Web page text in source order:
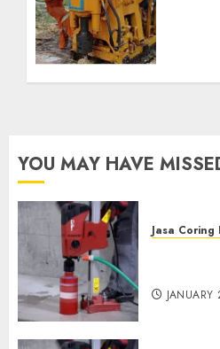
YOU MAY HAVE
Jasa Coring